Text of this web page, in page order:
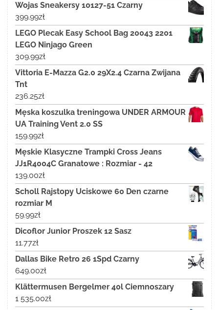
Wojas Sneakersy 10127-51 Czarny
399.99zł
LEGO Plecak Easy School Bag 20043 2201
LEGO Ninjago Green
309.99zł
Vittoria E-Mazza G2.0 29X2.4 Czarna Zwijana
Tnt
236.25zł
Męska koszulka treningowa UNDER ARMOUR
UA Training Vent 2.0 SS
159.99zł
Męskie Klasyczne Trampki Cross Jeans
JJ1R4004C Granatowe : Rozmiar - 42
139.00zł
Scholl Rajstopy Uciskowe 60 Den czarne
rozmiar M
59.99zł
Dicoflor Junior Proszek 12 Sasz
11.77zł
Dallas Bike Retro 26 1Spd Czarny
649.00zł
Klättermusen Bergelmer 40l Ciemnoszary
1 535.00zł